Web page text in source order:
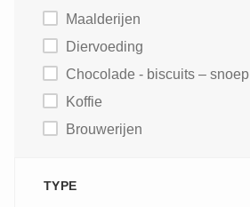
Maalderijen
Diervoeding
Chocolade - biscuits – snoep
Koffie
Brouwerijen
TYPE